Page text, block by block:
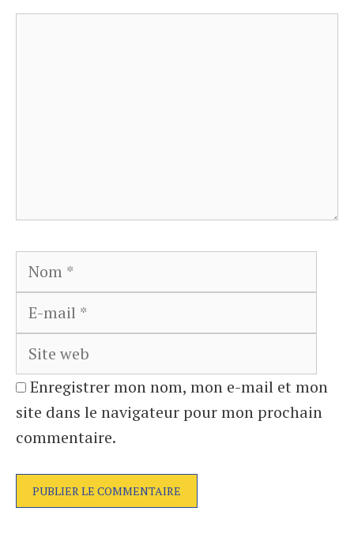
Nom
Enregistrer mon nom, mon e-mail et mon
site dans le navigateur pour mon prochain
commentaire.